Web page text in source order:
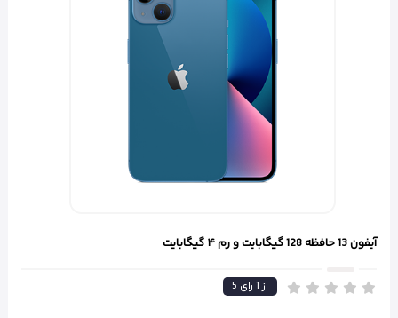
آیفون 13 حافظه 128 گیگابایت و رم ۴ گیگابایت
5 از1رای